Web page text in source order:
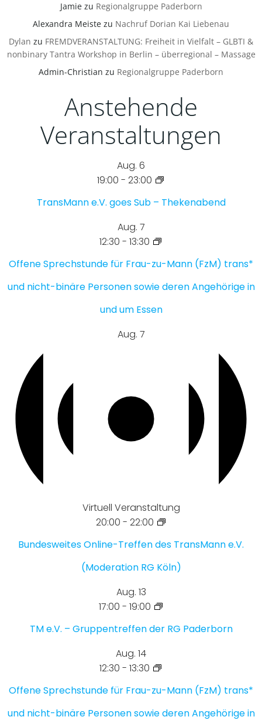
Jamiezu Regionalgruppe Paderborn
Alexandra Meiste zu Nachruf Dorian Kai Liebenau
Dylan zu FREMDVERANSTALTUNG: Freiheit in Vielfalt – GLBTI &
nonbinary Tantra Workshop in Berlin – überregional – Massage
Admin-Christian zu Regionalgruppe Paderborn
Anstehende
Veranstaltungen
Aug. 6
19:00 - 23:00
TransMann e.V. goes Sub – Thekenabend
Aug. 7
12:30 - 13:30
Offene Sprechstunde für Frau-zu-Mann (FzM) trans*
und nicht-binäre Personen sowie deren Angehörige in
und um Essen
Aug. 7
Virtuell Veranstaltung
20:00 - 22:00
Bundesweites Online-Treffen des TransMann e.V.
(Moderation RG Köln)
Aug. 13
17:00 - 19:00
TM e.V. – Gruppentreffen der RG Paderborn
Aug. 14
12:30 - 13:30
Offene Sprechstunde für Frau-zu-Mann (FzM) trans*
und nicht-binäre Personen sowie deren Angehörige in